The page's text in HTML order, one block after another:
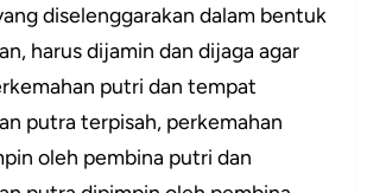
diselenggarakan dalam bentuk
harus dijamin dan dijaga agar
putri dan tempat
putra terpisah, perkemahan
oleh pembina putri dan